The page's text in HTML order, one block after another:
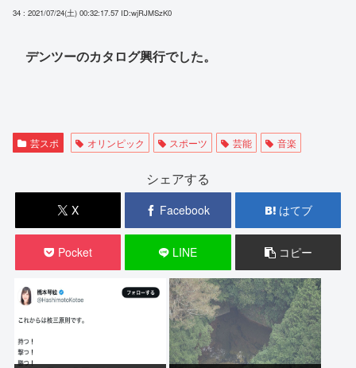
34 : 2021/07/24(土) 00:32:17.57 ID:wjRJMSzK0
デンツーのカタログ興行でした。
芸スポ オリンピック スポーツ 芸能 音楽
シェアする
X Facebook はてブ
Pocket LINE コピー